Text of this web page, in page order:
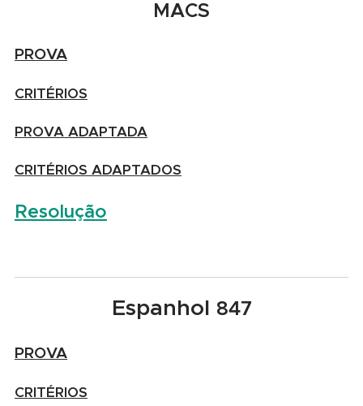
MACS
PROVA
CRITÉRIOS
PROVA ADAPTADA
CRITÉRIOS ADAPTADOS
Resolução
Espanhol 847
PROVA
CRITÉRIOS